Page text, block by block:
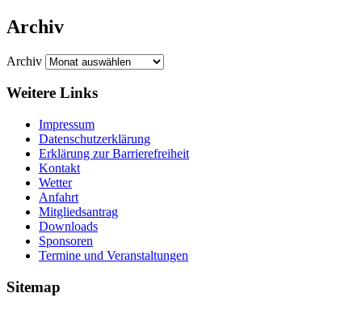
Archiv
Archiv
Weitere Links
Impressum
Datenschutzerklärung
Erklärung zur Barriere­frei­heit
Kontakt
Wetter
Anfahrt
Mitgliedsantrag
Downloads
Sponsoren
Termine und Veranstaltungen
Sitemap